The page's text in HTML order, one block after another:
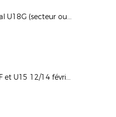
Finale Futsal U18G (secteur ouest)
Stage U15F et U15 12/14 février 2018